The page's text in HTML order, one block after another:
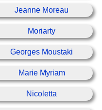
Jeanne Moreau
Moriarty
Georges Moustaki
Marie Myriam
Nicoletta